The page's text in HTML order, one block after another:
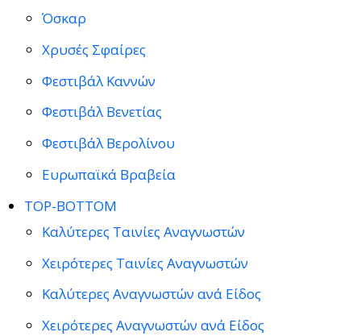
Όσκαρ
Χρυσές Σφαίρες
Φεστιβάλ Καννών
Φεστιβάλ Βενετίας
Φεστιβάλ Βερολίνου
Ευρωπαϊκά Βραβεία
TOP-BOTTOM
Καλύτερες Ταινίες Αναγνωστών
Χειρότερες Ταινίες Αναγνωστών
Καλύτερες Αναγνωστών ανά Είδος
Χειρότερες Αναγνωστών ανά Είδος